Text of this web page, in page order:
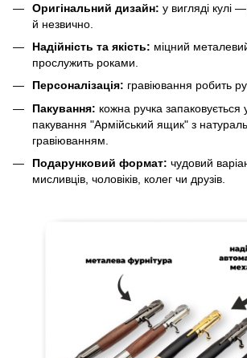
Оригінальний дизайн: у вигляді кулі
й незвично.
Надійність та якість: міцний
прослужить роками.
Персоналізація: гравіювання робить
Пакування: кожна ручка запаковується
пакування "Армійський ящик" з
гравіюванням.
Подарунковий формат: чудовий
мисливців, чоловіків, колег чи друзів.